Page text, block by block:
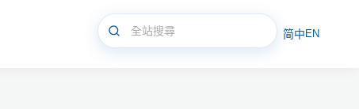
简中 EN